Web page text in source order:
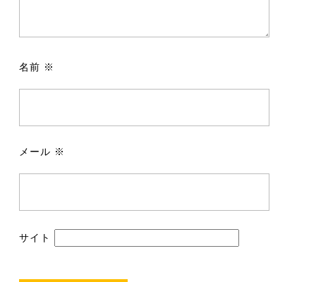
名前 ※
メール ※
サイト